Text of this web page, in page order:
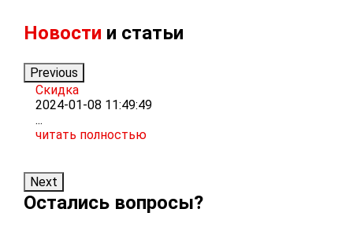
Новости и статьи
Previous
Скидка
2024-01-08 11:49:49
...
читать полностью
Next
Остались вопросы?